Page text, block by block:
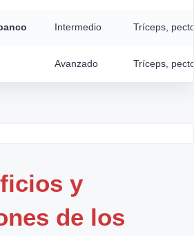
Intermedio Tríceps,
Avanzado Tríceps,
y
de los